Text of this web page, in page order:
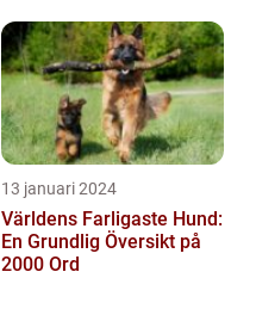
13 januari 2024
Världens Farligaste Hund:
En Grundlig Översikt på
2000 Ord